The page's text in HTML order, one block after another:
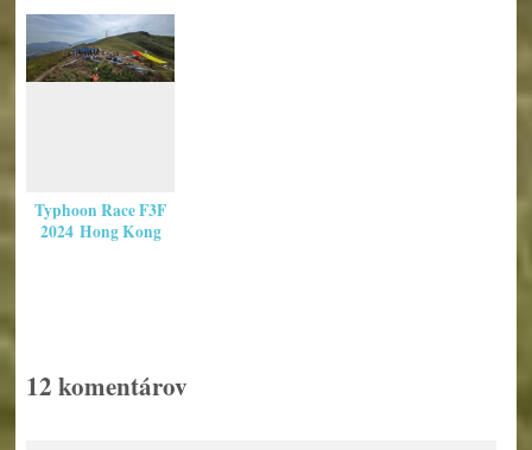
Typhoon Race F3F
2024 Hong Kong
12 komentárov